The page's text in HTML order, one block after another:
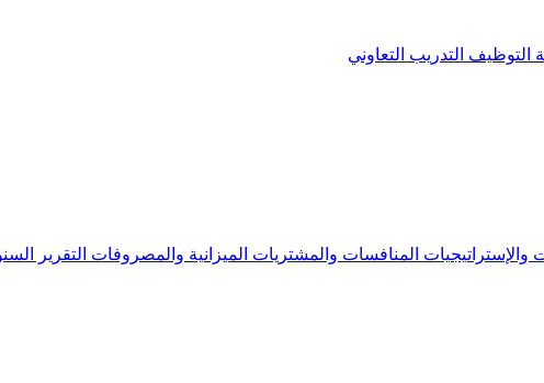
التوظيف التدريب التعاوني
والإستراتيجيات المنافسات والمشتريات الميزانية والمصروفات التقرير